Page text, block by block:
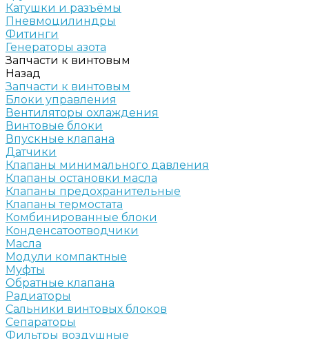
Катушки и разъёмы
Пневмоцилиндры
Фитинги
Генераторы азота
Запчасти к винтовым
Назад
Запчасти к винтовым
Блоки управления
Вентиляторы охлаждения
Винтовые блоки
Впускные клапана
Датчики
Клапаны минимального давления
Клапаны остановки масла
Клапаны предохранительные
Клапаны термостата
Комбинированные блоки
Конденсатоотводчики
Масла
Модули компактные
Муфты
Обратные клапана
Радиаторы
Сальники винтовых блоков
Сепараторы
Фильтры воздушные